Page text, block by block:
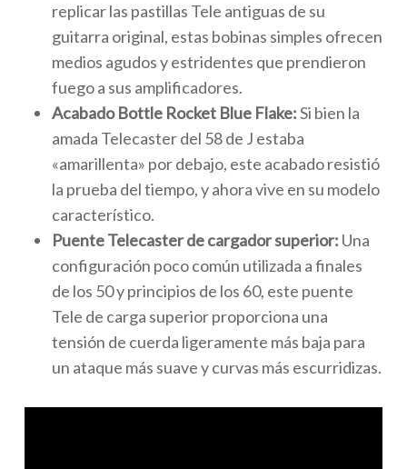
replicar las pastillas Tele antiguas de su
guitarra original, estas bobinas simples ofrecen
medios agudos y estridentes que prendieron
fuego a sus amplificadores.
Acabado Bottle Rocket Blue Flake:Si bien la
amada Telecaster del 58 de J estaba
«amarillenta» por debajo, este acabado resistió
la prueba del tiempo, y ahora vive en su modelo
característico.
Puente Telecaster de cargador superior: Una
configuración poco común utilizada a finales
de los 50 y principios de los 60, este puente
Tele de carga superior proporciona una
tensión de cuerda ligeramente más baja para
un ataque más suave y curvas más escurridizas.